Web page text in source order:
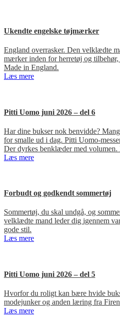
Ukendte engelske tøjmærker
England overrasker. Den velklædte
mærker inden for herretøj og
Made in England.
Læs mere
Pitti Uomo juni 2026 – del 6
Har dine bukser nok benvidde?
for smalle ud i dag. Pitti Uomo-
Der dyrkes benklæder med volumen.
Læs mere
Forbudt og godkendt sommertøj
Sommertøj, du skal undgå, og
velklædte mand leder dig igennem
gode stil.
Læs mere
Pitti Uomo juni 2026 – del 5
Hvorfor du roligt kan bære hvide
modejunker og anden læring fra
Læs mere